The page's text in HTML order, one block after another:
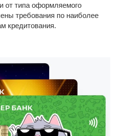
от типа оформляемого
требования по наиболее
кредитования.